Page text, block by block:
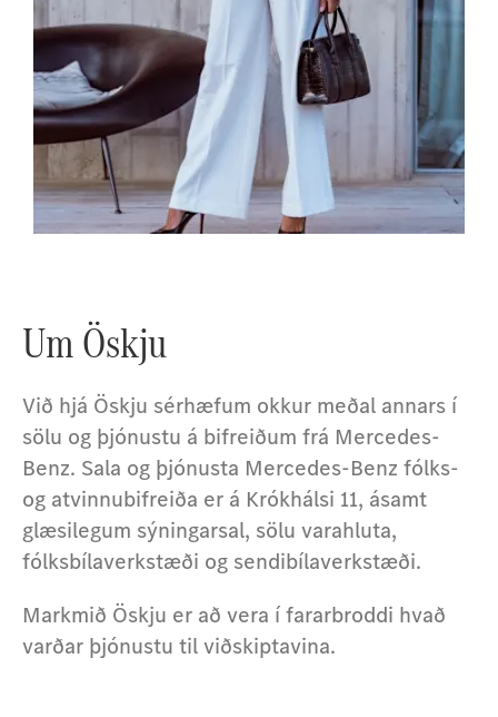
Um Öskju
Við hjá Öskju sérhæfum okkur meðal annars í
sölu og þjónustu á bifreiðum frá Mercedes-
Benz. Sala og þjónusta Mercedes-Benz fólks-
og atvinnubifreiða er á Krókhálsi 11, ásamt
glæsilegum sýningarsal, sölu varahluta,
fólksbílaverkstæði og sendibílaverkstæði.
Markmið Öskju er að vera í fararbroddi hvað
varðar þjónustu til viðskiptavina.